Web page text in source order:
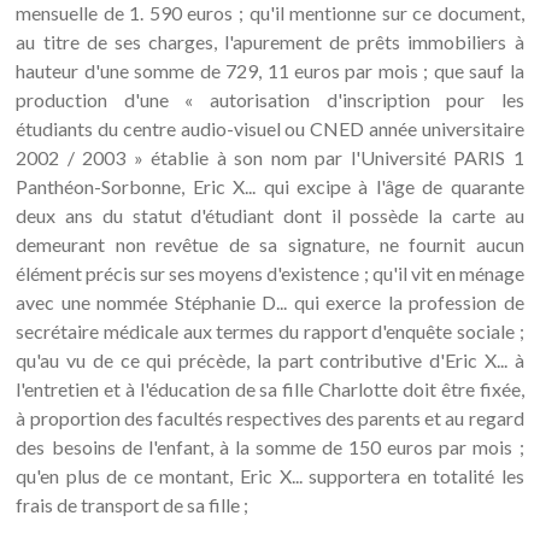
mensuelle de 1. 590 euros ; qu'il mentionne sur ce document,
au titre de ses charges, l'apurement de prêts immobiliers à
hauteur d'une somme de 729, 11 euros par mois ; que sauf la
production d'une « autorisation d'inscription pour les
étudiants du centre audio-visuel ou CNED année universitaire
2002 / 2003 » établie à son nom par l'Université PARIS 1
Panthéon-Sorbonne, Eric X... qui excipe à l'âge de quarante
deux ans du statut d'étudiant dont il possède la carte au
demeurant non revêtue de sa signature, ne fournit aucun
élément précis sur ses moyens d'existence ; qu'il vit en ménage
avec une nommée Stéphanie D... qui exerce la profession de
secrétaire médicale aux termes du rapport d'enquête sociale ;
qu'au vu de ce qui précède, la part contributive d'Eric X... à
l'entretien et à l'éducation de sa fille Charlotte doit être fixée,
à proportion des facultés respectives des parents et au regard
des besoins de l'enfant, à la somme de 150 euros par mois ;
qu'en plus de ce montant, Eric X... supportera en totalité les
frais de transport de sa fille ;